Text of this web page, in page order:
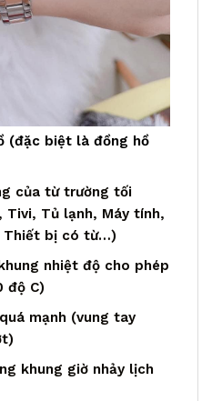
(đặc biệt là đồng hồ
của từ trường tối
Tivi, Tủ lạnh, Máy tính,
Thiết bị có từ…)
nhiệt độ cho phép
độ C)
mạnh (vung tay
khung giờ nhảy lịch